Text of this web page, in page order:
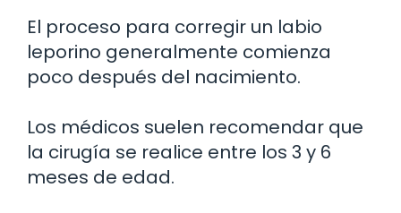
El proceso para corregir un labio
leporino generalmente comienza
poco después del nacimiento.
Los médicos suelen recomendar que
la cirugía se realice entre los 3 y 6
meses de edad.